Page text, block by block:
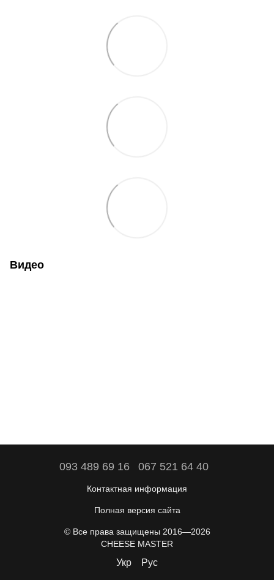
Видео
093 489 69 16 067 521 64 40
Контактная информация
Полная версия сайта
© Все права защищены 2016—2026
CHEESE MASTER
Укр Рус